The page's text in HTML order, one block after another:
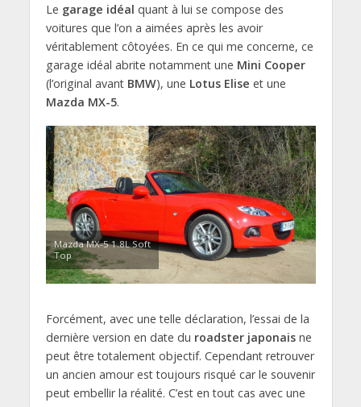
Le garage idéal quant à lui se compose des
voitures que l’on a aimées après les avoir
véritablement côtoyées. En ce qui me concerne, ce
garage idéal abrite notamment une Mini Cooper
(l’original avant BMW), une Lotus Elise et une
Mazda MX-5.
Mazda MX-5 1.8L Soft
Top
Forcément, avec une telle déclaration, l’essai de la
dernière version en date du roadster japonaisne
peut être totalement objectif. Cependant retrouver
un ancien amour est toujours risqué car le souvenir
peut embellir la réalité. C’est en tout cas avec une